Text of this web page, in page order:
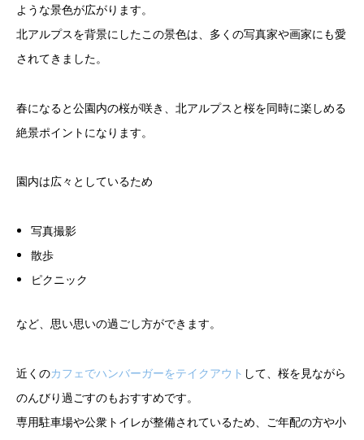
ような景色が広がります。
北アルプスを背景にしたこの景色は、多くの写真家や画家にも愛
されてきました。
春になると公園内の桜が咲き、北アルプスと桜を同時に楽しめる
絶景ポイントになります。
園内は広々としているため
写真撮影
散歩
ピクニック
など、思い思いの過ごし方ができます。
近くのカフェでハンバーガーをテイクアウト して、桜を見ながら
のんびり過ごすのもおすすめです。
専用駐車場や公衆トイレが整備されているため、ご年配の方や小